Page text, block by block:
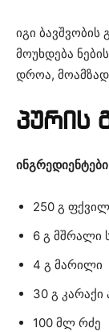
იგი
მოუხდება
დროა,
პურის
ინგრედიენტები
250 გ
6 გ მშრალი
4 გ მარილი
30 გ კარაქი
100 მლ რძე